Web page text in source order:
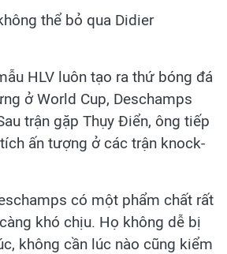
thể bỏ qua Didier
HLV luôn tạo ra thứ bóng đá
ở World Cup, Deschamps
trận gặp Thụy Điển, ông tiếp
ấn tượng ở các trận knock-
có một phẩm chất rất
khó chịu. Họ không dễ bị
không cần lúc nào cũng kiểm